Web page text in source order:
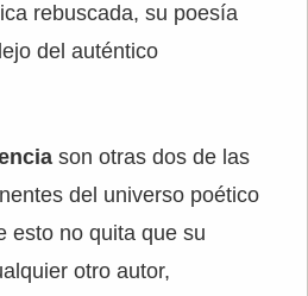
rebuscada, su poesía
del auténtico
son otras dos de las
del universo poético
esto no quita que su
otro autor,